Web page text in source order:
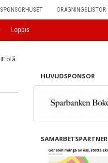
SPONSORHUSET DRAGNINGSLISTOR
Loppis
HUVUDSPONSOR
SAMARBETSPARTNER